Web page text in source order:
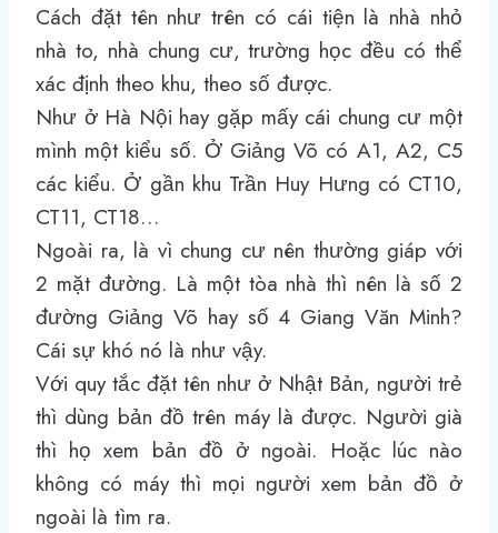
Cách đặt tên như trên có cái tiện là nhà nhỏ
nhà to, nhà chung cư, trường học đều có thể
xác định theo khu, theo số được.
Như ở Hà Nội hay gặp mấy cái chung cư một
mình một kiểu số. Ở Giảng Võ có A1, A2, C5
các kiểu. Ở gần khu Trần Huy Hưng có CT10,
CT11, CT18…
Ngoài ra, là vì chung cư nên thường giáp với
2 mặt đường. Là một tòa nhà thì nên là số 2
đường Giảng Võ hay số 4 Giang Văn Minh?
Cái sự khó nó là như vậy.
Với quy tắc đặt tên như ở Nhật Bản, người trẻ
thì dùng bản đồ trên máy là được. Người già
thì họ xem bản đồ ở ngoài. Hoặc lúc nào
không có máy thì mọi người xem bản đồ ở
ngoài là tìm ra.